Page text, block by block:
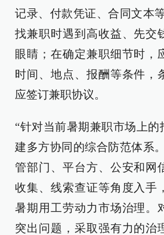
记录、付款凭证、合同文本
找兼职时遇到高收益、先交
眼睛；在确定兼职细节时，
时间、地点、报酬等条件，
应签订兼职协议。
“针对当前暑期兼职市场上的
建多方协同的综合防范体系
管部门、平台方、公安和网
收集、线索查证等角度入手
暑期用工劳动力市场治理。
突出问题，采取强有力的治